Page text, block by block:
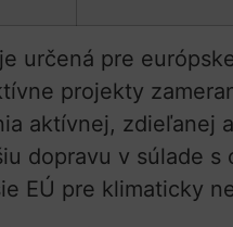
určená pre
projekty
aktívnej, zdieľanej
dopravu v súlade
EÚ pre klimaticky